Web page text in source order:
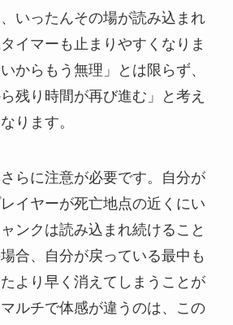
いったんその場が読み込まれ
イマーも止まりやすくなりま
からもう無理」とは限らず、
残り時間が再び進む」と考え
ります。
らに注意が必要です。自分が
イヤーが死亡地点の近くにい
ンクは読み込まれ続けること
合、自分が戻っている最中も
より早く消えてしまうことが
ルチで体感が違うのは、この